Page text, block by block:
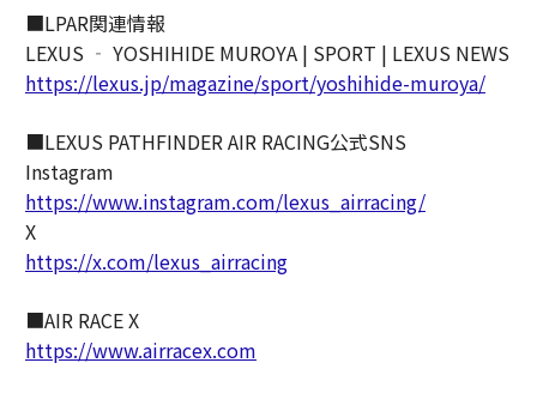
■LPAR関連情報
LEXUS ‐ YOSHIHIDE MUROYA | SPORT | LEXUS NEWS
https://lexus.jp/magazine/sport/yoshihide-muroya/
■LEXUS PATHFINDER AIR RACING公式SNS
Instagram
https://www.instagram.com/lexus_airracing/
X
https://x.com/lexus_airracing
■AIR RACE X
https://www.airracex.com